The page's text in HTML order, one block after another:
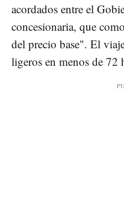
acordados entre el
concesionaria, que
del precio base". El
ligeros en menos de 72